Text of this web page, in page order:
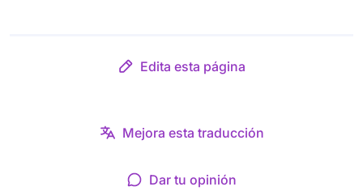
Edita esta página
Mejora esta traducción
Dar tu opinión